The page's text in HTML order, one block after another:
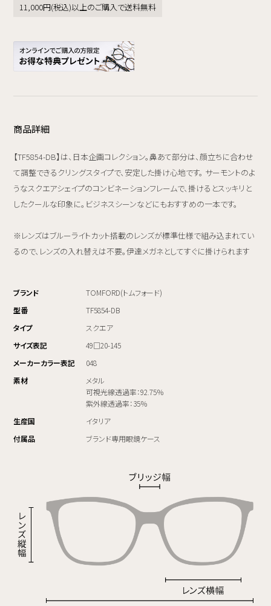
11,000円(税込)以上のご購入で送料無料
商品詳細
【TF5854-DB】は、日本企画コレクション。鼻あて部分は、顔立ちに合わせ
て調整できるクリングスタイプで、安定した掛け心地です。 サーモントのよ
うなスクエアシェイプのコンビネーションフレームで、掛けるとスッキリと
したクールな印象に。ビジネスシーンなどにもおすすめの一本です。
※レンズはブルーライトカット搭載のレンズが標準仕様で組み込まれてい
るので、レンズの入れ替えは不要。伊達メガネとしてすぐに掛けられます
ブランド
TOMFORD(トムフォード)
型番
TF5854-DB
タイプ
スクエア
サイズ表記
49□20-145
メーカーカラー表記
048
素材
メタル
可視光線透過率：92.75％
紫外線透過率：35％
生産国
イタリア
付属品
ブランド専用眼鏡ケース